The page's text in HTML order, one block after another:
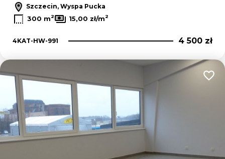
Szczecin, Wyspa Pucka
300 m2 15,00 zł/m2
4KAT-HW-991 4 500 zł